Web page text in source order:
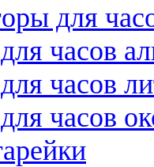
для
часов
часов
часов